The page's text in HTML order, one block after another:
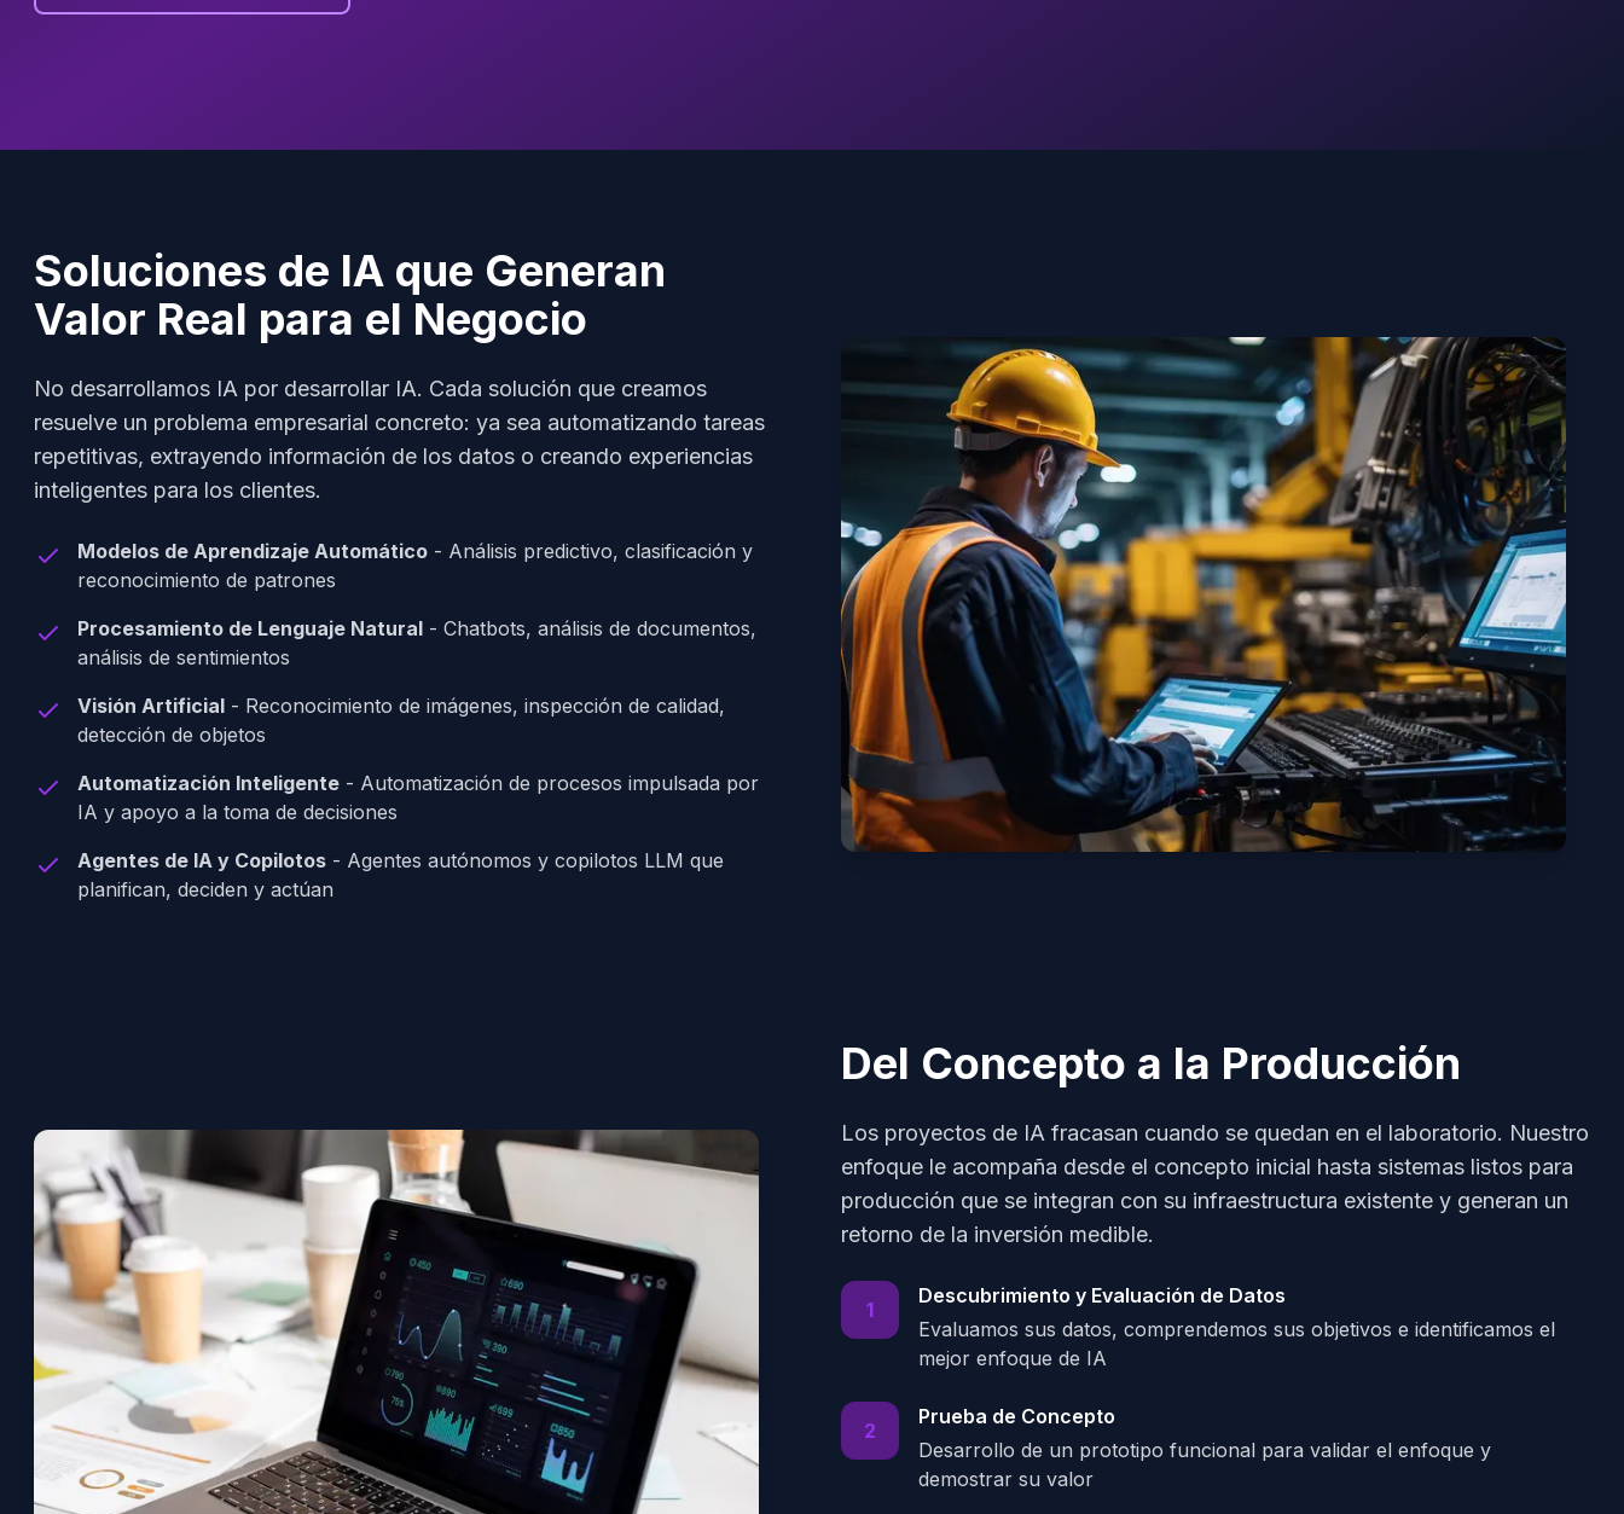
Soluciones de IA que Generan
Valor Real para el Negocio
No desarrollamos IA por desarrollar IA. Cada solución que creamos
resuelve un problema empresarial concreto: ya sea automatizando tareas
repetitivas, extrayendo información de los datos o creando experiencias
inteligentes para los clientes.
Modelos de Aprendizaje Automático - Análisis predictivo, clasificación y
reconocimiento de patrones
Procesamiento de Lenguaje Natural - Chatbots, análisis de documentos,
análisis de sentimientos
Visión Artificial - Reconocimiento de imágenes, inspección de calidad,
detección de objetos
Automatización Inteligente - Automatización de procesos impulsada por
IA y apoyo a la toma de decisiones
Agentes de IA y Copilotos - Agentes autónomos y copilotos LLM que
planifican, deciden y actúan
Del Concepto a la Producción
Los proyectos de IA fracasan cuando se quedan en el laboratorio. Nuestro
enfoque le acompaña desde el concepto inicial hasta sistemas listos para
producción que se integran con su infraestructura existente y generan un
retorno de la inversión medible.
1
Descubrimiento y Evaluación de Datos
Evaluamos sus datos, comprendemos sus objetivos e identificamos el
mejor enfoque de IA
2
Prueba de Concepto
Desarrollo de un prototipo funcional para validar el enfoque y
demostrar su valor